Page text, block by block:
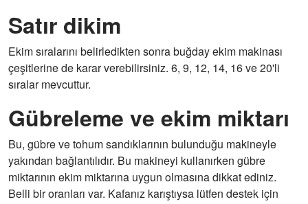
Satır dikim
Ekim sıralarını belirledikten sonra buğday ekim makinası
çeşitlerine de karar verebilirsiniz. 6, 9, 12, 14, 16 ve 20'li
sıralar mevcuttur.
Gübreleme ve ekim miktarı
Bu, gübre ve tohum sandıklarının bulunduğu makineyle
yakından bağlantılıdır. Bu makineyi kullanırken gübre
miktarının ekim miktarına uygun olmasına dikkat ediniz.
Belli bir oranları var. Kafanız karıştıysa lütfen destek için